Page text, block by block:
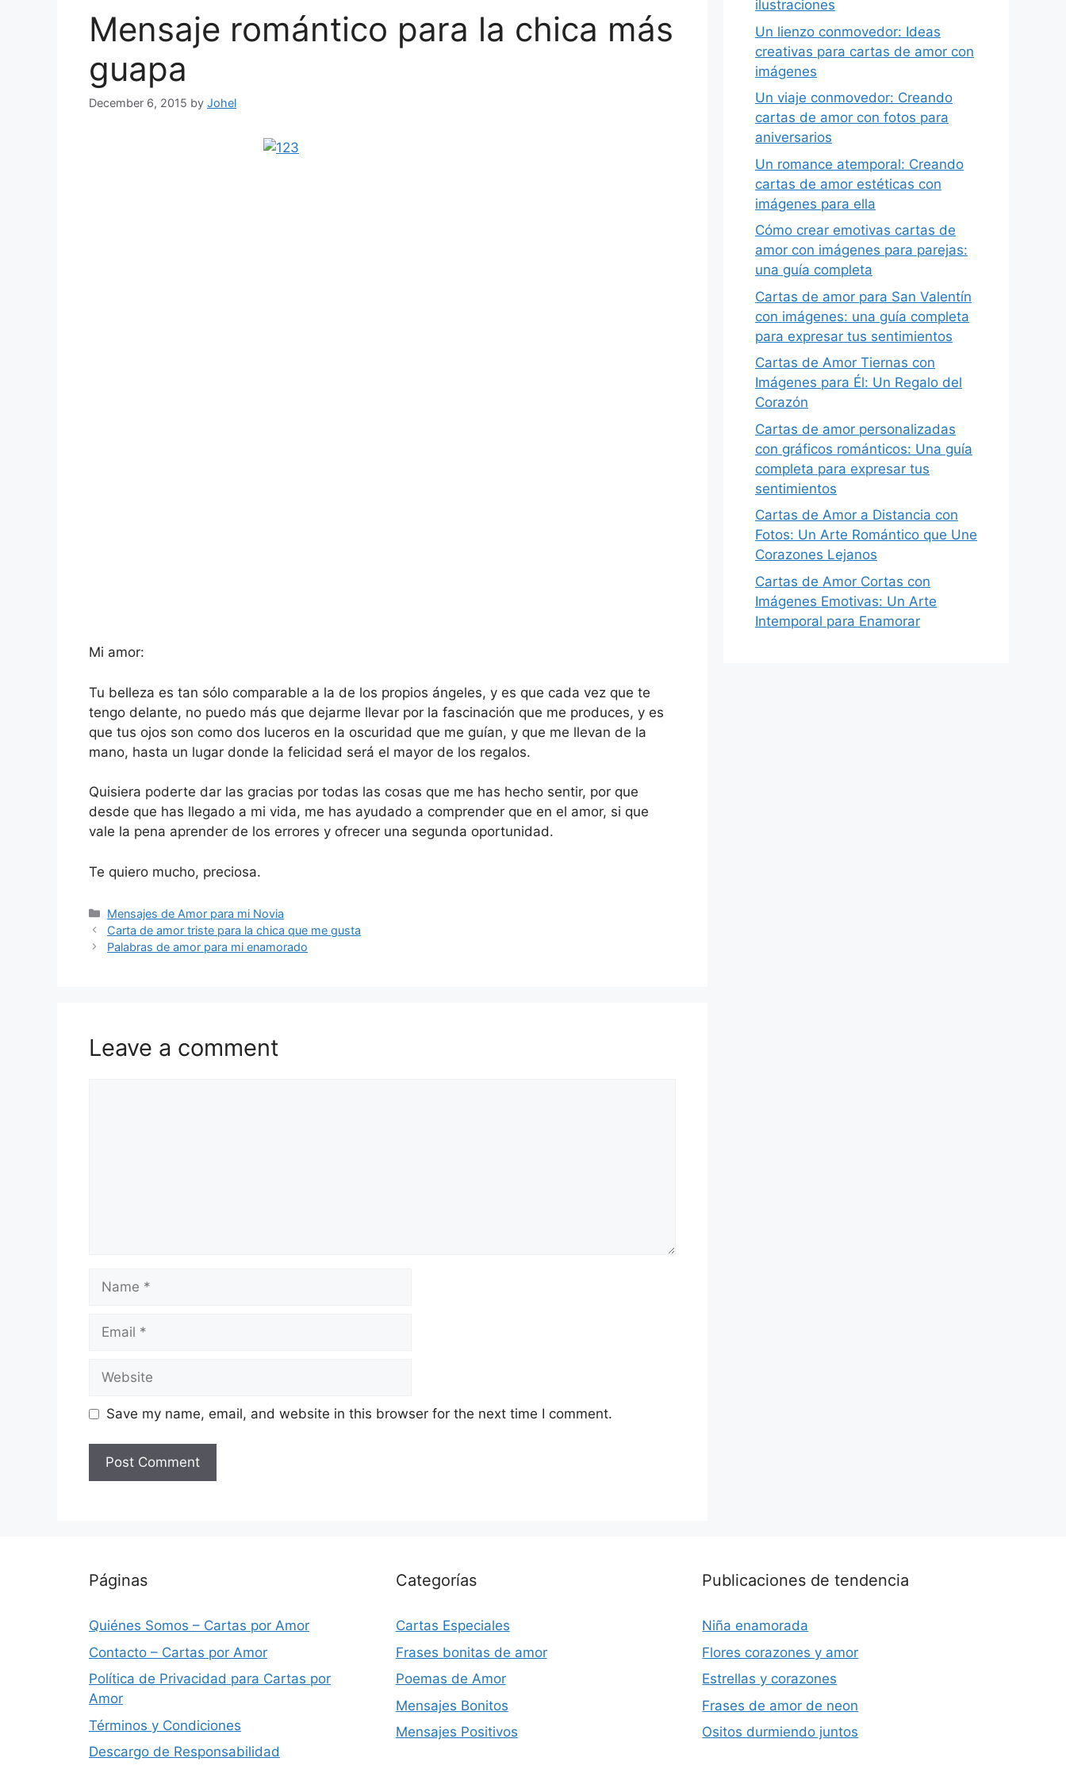
Mensaje romántico para la chica más
guapa
December 6, 2015 by Johel
Mi amor:
Tu belleza es tan sólo comparable a la de los propios ángeles, y es que cada vez que te
tengo delante, no puedo más que dejarme llevar por la fascinación que me produces, y es
que tus ojos son como dos luceros en la oscuridad que me guían, y que me llevan de la
mano, hasta un lugar donde la felicidad será el mayor de los regalos.
Quisiera poderte dar las gracias por todas las cosas que me has hecho sentir, por que
desde que has llegado a mi vida, me has ayudado a comprender que en el amor, si que
vale la pena aprender de los errores y ofrecer una segunda oportunidad.
Te quiero mucho, preciosa.
Categories
Mensajes de Amor para mi Novia
Carta de amor triste para la chica que me gusta
Palabras de amor para mi enamorado
Leave a comment
Save my name, email, and website in this browser for the next time I comment.
ilustraciones
Un lienzo conmovedor: Ideas
creativas para cartas de amor con
imágenes
Un viaje conmovedor: Creando
cartas de amor con fotos para
aniversarios
Un romance atemporal: Creando
cartas de amor estéticas con
imágenes para ella
Cómo crear emotivas cartas de
amor con imágenes para parejas:
una guía completa
Cartas de amor para San Valentín
con imágenes: una guía completa
para expresar tus sentimientos
Cartas de Amor Tiernas con
Imágenes para Él: Un Regalo del
Corazón
Cartas de amor personalizadas
con gráficos románticos: Una guía
completa para expresar tus
sentimientos
Cartas de Amor a Distancia con
Fotos: Un Arte Romántico que Une
Corazones Lejanos
Cartas de Amor Cortas con
Imágenes Emotivas: Un Arte
Intemporal para Enamorar
Páginas
Quiénes Somos – Cartas por Amor
Contacto – Cartas por Amor
Política de Privacidad para Cartas por
Amor
Términos y Condiciones
Descargo de Responsabilidad
Categorías
Cartas Especiales
Frases bonitas de amor
Poemas de Amor
Mensajes Bonitos
Mensajes Positivos
Publicaciones de tendencia
Niña enamorada
Flores corazones y amor
Estrellas y corazones
Frases de amor de neon
Ositos durmiendo juntos